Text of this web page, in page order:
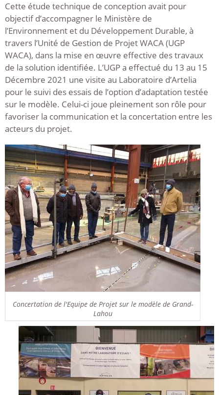
Cette étude technique de conception avait pour
objectif d’accompagner le Ministère de
l’Environnement et du Développement Durable, à
travers l’Unité de Gestion de Projet WACA (UGP
WACA), dans la mise en œuvre effective des travaux
de la solution identifiée. L’UGP a effectué du 13 au 15
Décembre 2021 une visite au Laboratoire d’Artelia
pour le suivi des essais de l’option d’adaptation testée
sur le modèle. Celui-ci joue pleinement son rôle pour
favoriser la communication et la concertation entre les
acteurs du projet.
Concertation de l'Equipe de Projet sur le modèle de Grand-
Lahou